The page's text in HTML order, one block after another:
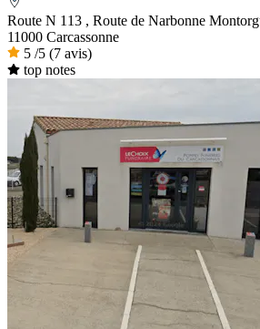
Route N 113 , Route de Narbonne
11000 Carcassonne
5 /5 (7 avis)
top notes